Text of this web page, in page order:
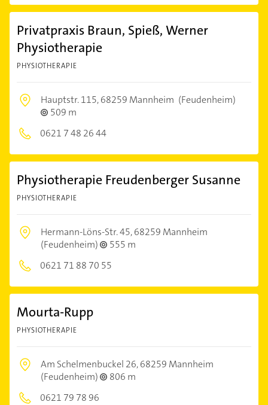
Privatpraxis Braun, Spieß, Werner
Physiotherapie
PHYSIOTHERAPIE
Hauptstr. 115,68259 Mannheim (Feudenheim)
509 m
0621 7 48 26 44
Physiotherapie Freudenberger Susanne
PHYSIOTHERAPIE
Hermann-Löns-Str. 45,68259 Mannheim
(Feudenheim)
555 m
0621 71 88 70 55
Mourta-Rupp
PHYSIOTHERAPIE
Am Schelmenbuckel 26,68259 Mannheim
(Feudenheim)
806 m
0621 79 78 96